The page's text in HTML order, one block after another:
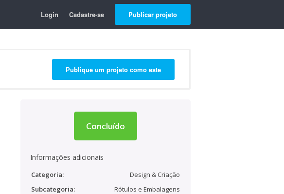
Login Cadastre-se Publicar projeto
Publique um projeto como este
Concluído
Informações adicionais
Categoria:
Design & Criação
Subcategoria:
Rótulos e Embalagens